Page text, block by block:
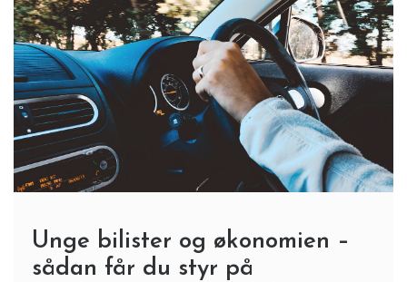
Unge bilister og økonomien –
sådan får du styr på